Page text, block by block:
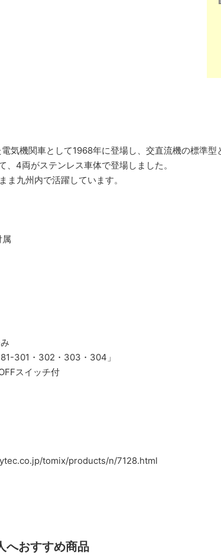
気機関車として1968年に登場し、交直流機の標準型
4両がステンレス車体で登場しました。
九州内で活躍しています。
301・302・303・304」
スイッチ付
tomix/products/n/7128.html
へおすすめ商品